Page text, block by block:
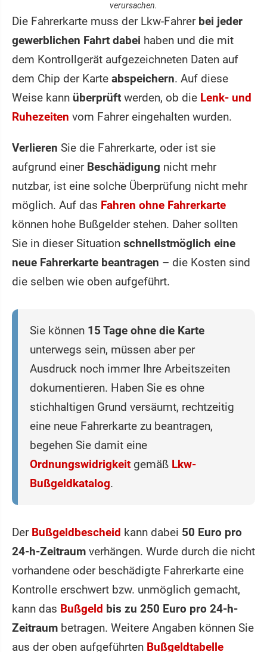
verursachen.
Die Fahrerkarte muss der Lkw-Fahrer bei jeder
gewerblichen Fahrt dabei haben und die mit
dem Kontrollgerät aufgezeichneten Daten auf
dem Chip der Karte abspeichern. Auf diese
Weise kann überprüft werden, ob die Lenk- und
Ruhezeiten vom Fahrer eingehalten wurden.
Verlieren Sie die Fahrerkarte, oder ist sie
aufgrund einer Beschädigung nicht mehr
nutzbar, ist eine solche Überprüfung nicht mehr
möglich. Auf das Fahren ohne Fahrerkarte
können hohe Bußgelder stehen. Daher sollten
Sie in dieser Situation schnellstmöglich eine
neue Fahrerkarte beantragen – die Kosten sind
die selben wie oben aufgeführt.
Sie können 15 Tage ohne die Karte
unterwegs sein, müssen aber per
Ausdruck noch immer Ihre Arbeitszeiten
dokumentieren. Haben Sie es ohne
stichhaltigen Grund versäumt, rechtzeitig
eine neue Fahrerkarte zu beantragen,
begehen Sie damit eine
Ordnungswidrigkeit gemäß Lkw-
Bußgeldkatalog.
Der Bußgeldbescheid kann dabei 50 Euro pro
24-h-Zeitraum verhängen. Wurde durch die nicht
vorhandene oder beschädigte Fahrerkarte eine
Kontrolle erschwert bzw. unmöglich gemacht,
kann das Bußgeld bis zu 250 Euro pro 24-h-
Zeitraum betragen. Weitere Angaben können Sie
aus der oben aufgeführten Bußgeldtabelle